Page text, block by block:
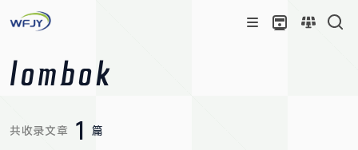
lombok
共收录文章 1 篇